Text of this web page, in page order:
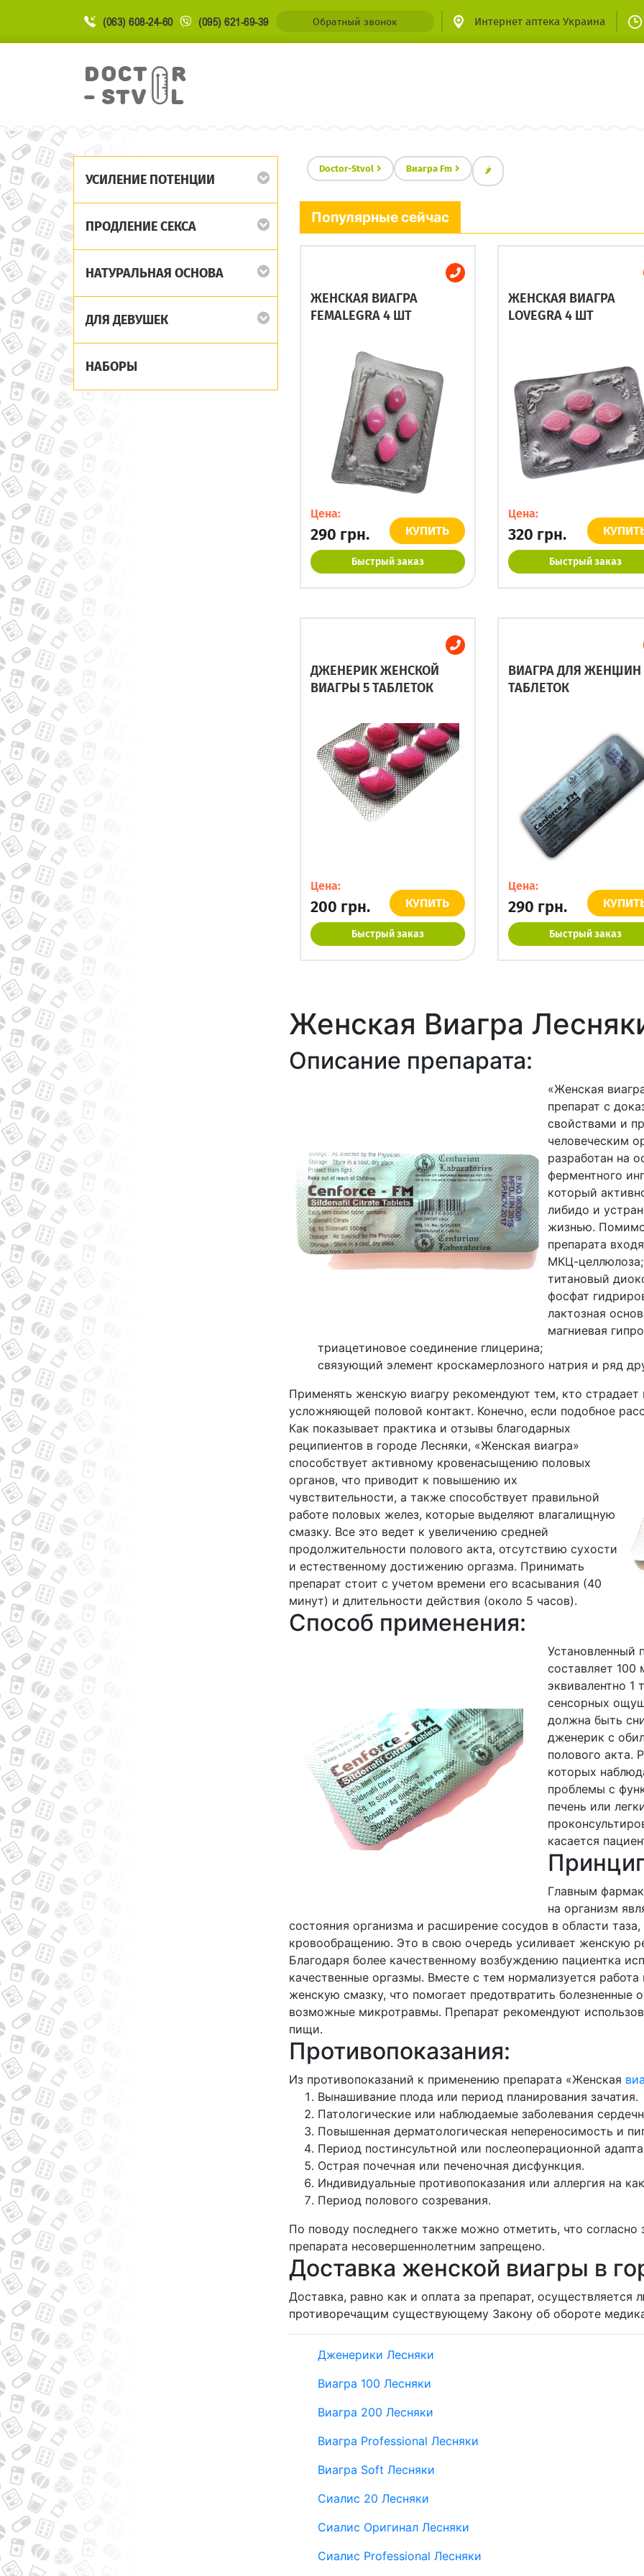
(063) 608-24-60 (095) 621-69-39 Обратный звонок Интернет аптека Украина
УСИЛЕНИЕ ПОТЕНЦИИ
ПРОДЛЕНИЕ СЕКСА
НАТУРАЛЬНАЯ ОСНОВА
ДЛЯ ДЕВУШЕК
НАБОРЫ
Doctor-Stvol Виагра Fm 🌶
Популярные сейчас
ЖЕНСКАЯ ВИАГРА
FEMALEGRA 4 ШТ
Цена:
290 грн. КУПИТЬ
Быстрый заказ
ЖЕНСКАЯ ВИАГРА
LOVEGRA 4 ШТ
Цена:
320 грн.
Быстрый заказ
ДЖЕНЕРИК ЖЕНСКОЙ
ВИАГРЫ 5 ТАБЛЕТОК
Цена:
200 грн. КУПИТЬ
Быстрый заказ
ВИАГРА ДЛЯ ЖЕНЩИН
ТАБЛЕТОК
Цена:
290 грн.
Быстрый заказ
Женская Виагра
Описание препарата:
«Женская
препарат с
свойствами и
человеческим
разработан на
ферментного
который
либидо и
жизнью. Помимо
препарата
МКЦ-целлюлоза;
титановый
фосфат
лактозная
магниевая
триацетиновое соединение глицерина;
связующий элемент кроскамерлозного натрия и ряд
Применять женскую виагру рекомендуют тем, кто
усложняющей половой контакт. Конечно, если подобное
Как показывает практика и отзывы благодарных
реципиентов в городе Лесняки, «Женская виагра»
способствует активному кровенасыщению половых
органов, что приводит к повышению их
чувствительности, а также способствует правильной
работе половых желез, которые выделяют влагалищную
смазку. Все это ведет к увеличению средней
продолжительности полового акта, отсутствию сухости
и естественному достижению оргазма. Принимать
препарат стоит с учетом времени его всасывания (40
минут) и длительности действия (около 5 часов).
Способ применения:
Установленный
составляет 100
эквивалентно 1
сенсорных
должна быть
дженерик с
полового акта.
которых
проблемы с
печень или
касается
Главным
на организм
состояния организма и расширение сосудов в области
кровообращению. Это в свою очередь усиливает женскую
Благодаря более качественному возбуждению пациентка
качественные оргазмы. Вместе с тем нормализуется
женскую смазку, что помогает предотвратить
возможные микротравмы. Препарат рекомендуют
пищи.
Противопоказания:
Из противопоказаний к применению препарата «Женская
Вынашивание плода или период планирования зачатия.
Патологические или наблюдаемые заболевания
Повышенная дерматологическая непереносимость и
Период постинсультной или послеоперационной
Острая почечная или печеночная дисфункция.
Индивидуальные противопоказания или аллергия на
Период полового созревания.
По поводу последнего также можно отметить, что согласно
препарата несовершеннолетним запрещено.
Доставка женской виагры в
Доставка, равно как и оплата за препарат,
противоречащим существующему Закону об обороте
Дженерики Лесняки
Виагра 100 Лесняки
Виагра 200 Лесняки
Виагра Professional Лесняки
Виагра Soft Лесняки
Сиалис 20 Лесняки
Сиалис Оригинал Лесняки
Сиалис Professional Лесняки